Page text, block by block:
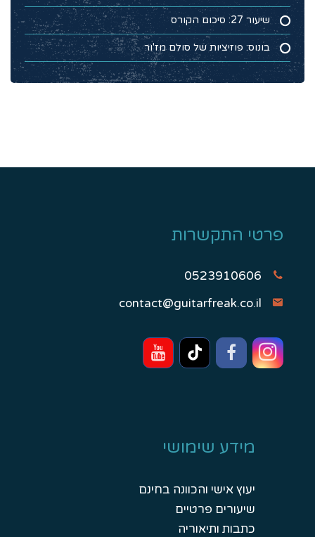
שיעור 27: סיכום הקורס
בונוס: פוזיציות של סולם מז'ור
פרטי התקשרות
0523910606
contact@guitarfreak.co.il
מידע שימושי
יעוץ אישי והכוונה בחינם
שיעורים פרטיים
כתבות ותיאוריה